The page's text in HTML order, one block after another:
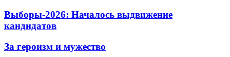
Выборы-2026: Началось выдвижение
кандидатов
За героизм и мужество